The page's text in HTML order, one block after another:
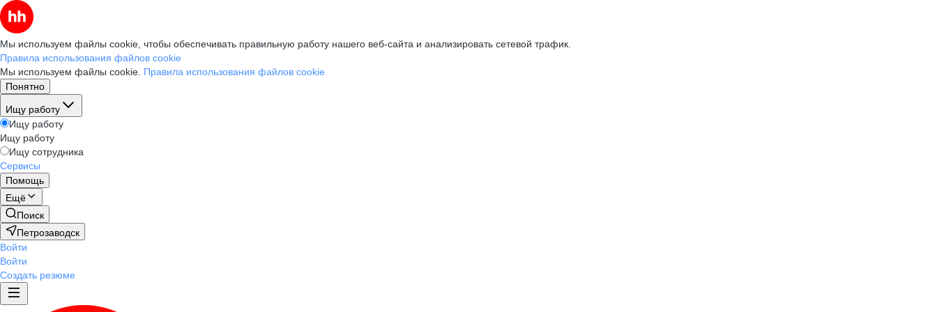
Мы используем файлы cookie, чтобы обеспечивать правильную работу нашего веб-сайта и анализировать сетевой трафик.
Правила использования файлов cookie
Мы используем файлы cookie. Правила использования файлов cookie
Понятно
Ищу работу
Ищу работу
Ищу работу
Ищу сотрудника
Сервисы
Помощь
Ещё
Поиск
Петрозаводск
Войти
Войти
Создать резюме